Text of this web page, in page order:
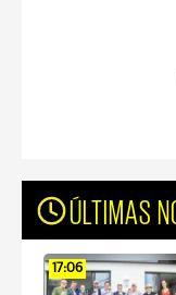
ÚLTIMAS
17:06